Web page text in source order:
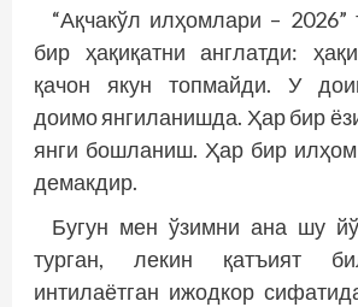
“Ақчакўл илҳомлари – 2026”
бир ҳақиқатни англатди:
қачон якун топмайди. У
доимо янгиланишда. Ҳар бир
янги бошланиш. Ҳар бир
демакдир.
Бугун мен ўзимни ана шу
турган, лекин қатъият
интилаётган ижодкор